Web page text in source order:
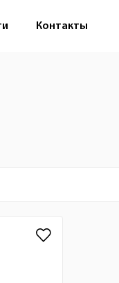
Контакты